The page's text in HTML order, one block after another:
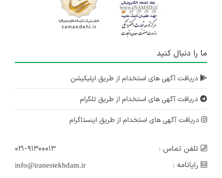
ما را دنبال کنید
دریافت آگهی های استخدام از طریق اپلیکیشن
دریافت آگهی های استخدام از طریق تلگرام
دریافت آگهی های استخدام از طریق اینستاگرام
تلفن تماس :
۰۲۱-۹۱۳۰۰۰۱۳
رایانامه :
info@iranestekhdam.ir